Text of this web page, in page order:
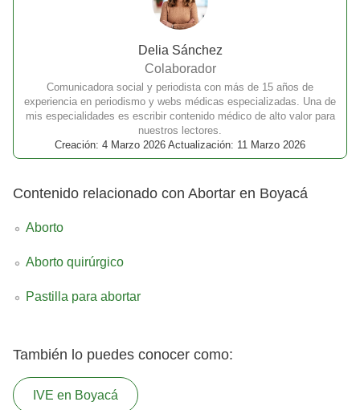
Delia Sánchez
Colaborador
Comunicadora social y periodista con más de 15 años de
experiencia en periodismo y webs médicas especializadas. Una de
mis especialidades es escribir contenido médico de alto valor para
nuestros lectores.
Creación: 4 Marzo 2026 Actualización: 11 Marzo 2026
Contenido relacionado con Abortar en Boyacá
Aborto
Aborto quirúrgico
Pastilla para abortar
También lo puedes conocer como:
IVE en Boyacá